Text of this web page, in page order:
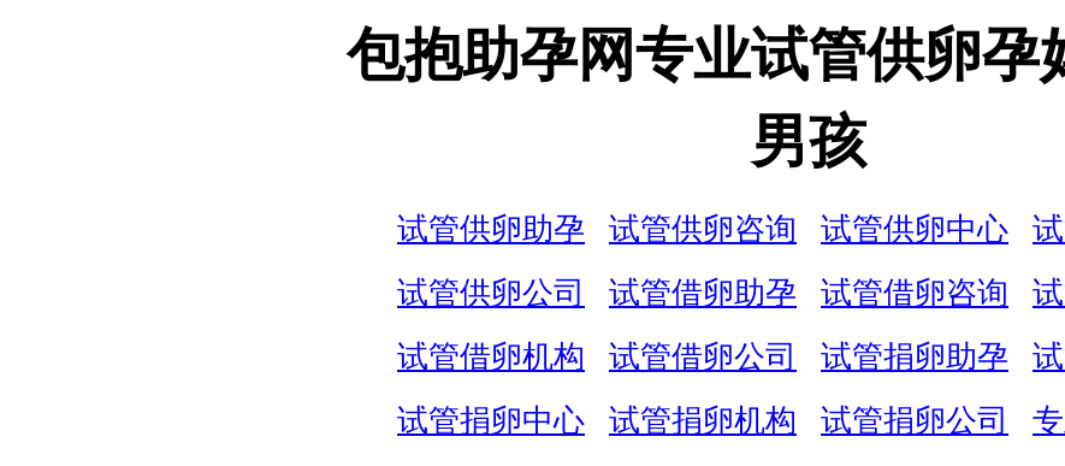
包抱助孕网专业试管供卵孕
男孩
试管供卵助孕 试管供卵咨询 试管供卵中心
试管供卵公司
试管借卵助孕 试管借卵咨询
试管借卵机构
试管借卵公司 试管捐卵助孕
试管捐卵中心
试管捐卵机构 试管捐卵公司